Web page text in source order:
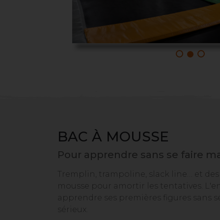
BAC À MOUSSE
Pour apprendre sans se faire
Tremplin, trampoline, slack line… et
mousse pour amortir les tentatives.
apprendre ses premières figures sans
sérieux.